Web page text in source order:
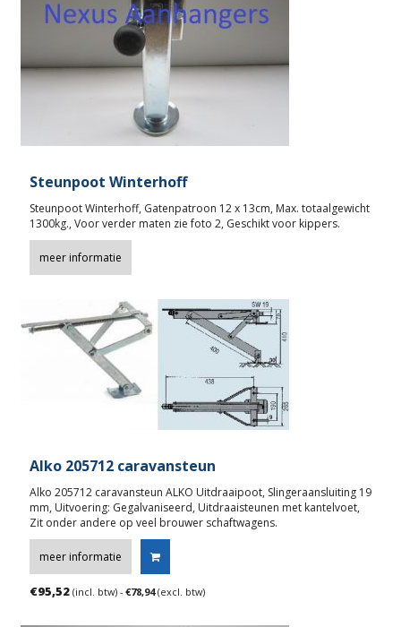
Steunpoot Winterhoff
Steunpoot Winterhoff, Gatenpatroon 12 x 13cm, Max. totaalgewicht
1300kg., Voor verder maten zie foto 2, Geschikt voor kippers.
meer informatie
Alko 205712 caravansteun
Alko 205712 caravansteun ALKO Uitdraaipoot, Slingeraansluiting 19
mm, Uitvoering: Gegalvaniseerd, Uitdraaisteunen met kantelvoet,
Zit onder andere op veel brouwer schaftwagens.
meer informatie
€95,52 (incl. btw) - €78,94(excl. btw)